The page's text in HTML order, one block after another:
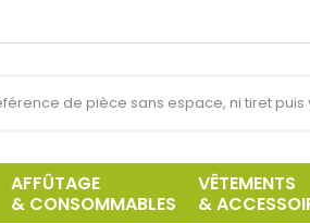
AFFÛTAGE
& CONSOMMABLES
VÊTEMENTS
&